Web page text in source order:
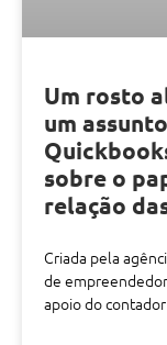
Um rosto
um
sobre o
relação
Criada pela
de
apoio do